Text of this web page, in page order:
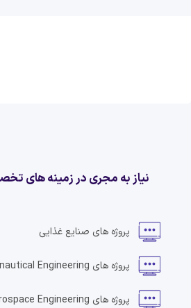
نیاز به مجری در زمینه های
پروژه های صنایع غذایی
پروژه های Engineering
پروژه های Engineering